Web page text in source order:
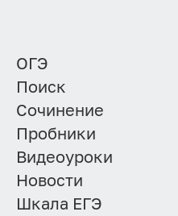
ОГЭ
Поиск
Сочинение
Пробники
Видеоуроки
Новости
Шкала ЕГЭ